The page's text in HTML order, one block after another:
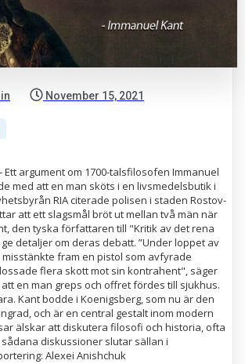
November 15, 2021
Ett argument om 1700-talsfilosofen Immanuel
med att en man sköts i en livsmedelsbutik i
RIA citerade polisen i staden Rostov-
att ett slagsmål bröt ut mellan två män när
den tyska författaren till "Kritik av det rena
detaljer om deras debatt. ”Under loppet av
fram en pistol som avfyrade
flera skott mot sin kontrahent", säger
en man greps och offret fördes till sjukhus.
Kant bodde i Koenigsberg, som nu är den
och är en central gestalt inom modern
älskar att diskutera filosofi och historia, ofta
diskussioner slutar sällan i
Alexei Anishchuk